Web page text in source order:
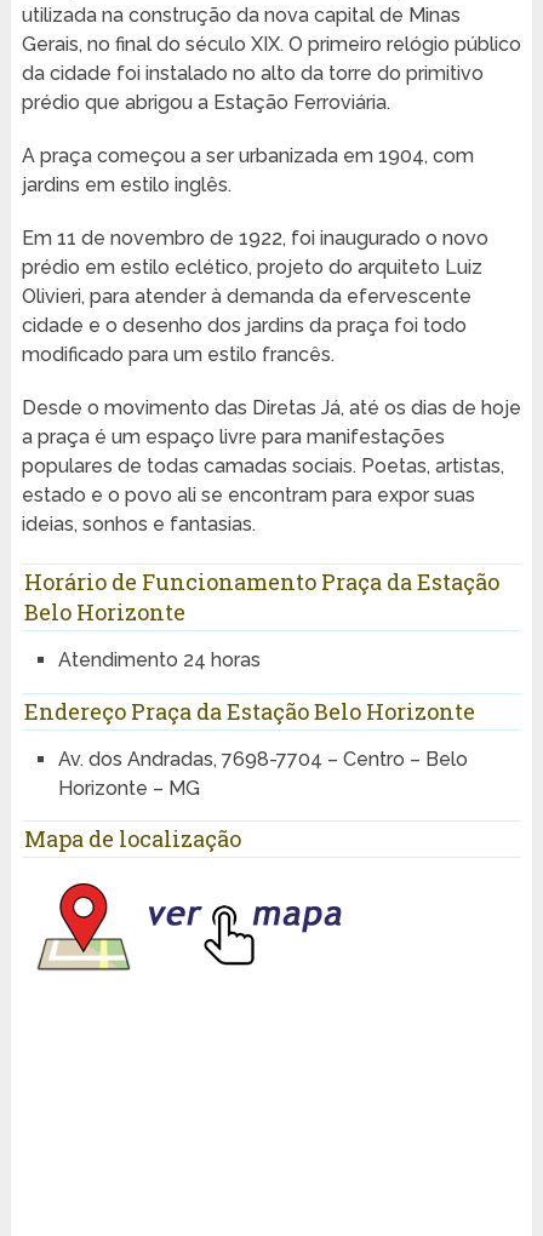
utilizada na construção da nova capital de Minas
Gerais, no final do século XIX. O primeiro relógio público
da cidade foi instalado no alto da torre do primitivo
prédio que abrigou a Estação Ferroviária.
A praça começou a ser urbanizada em 1904, com
jardins em estilo inglês.
Em 11 de novembro de 1922, foi inaugurado o novo
prédio em estilo eclético, projeto do arquiteto Luiz
Olivieri, para atender à demanda da efervescente
cidade e o desenho dos jardins da praça foi todo
modificado para um estilo francês.
Desde o movimento das Diretas Já, até os dias de hoje
a praça é um espaço livre para manifestações
populares de todas camadas sociais. Poetas, artistas,
estado e o povo ali se encontram para expor suas
ideias, sonhos e fantasias.
Horário de Funcionamento Praça da Estação
Belo Horizonte
Atendimento 24 horas
Endereço Praça da Estação Belo Horizonte
Av. dos Andradas, 7698-7704 – Centro – Belo
Horizonte – MG
Mapa de localização